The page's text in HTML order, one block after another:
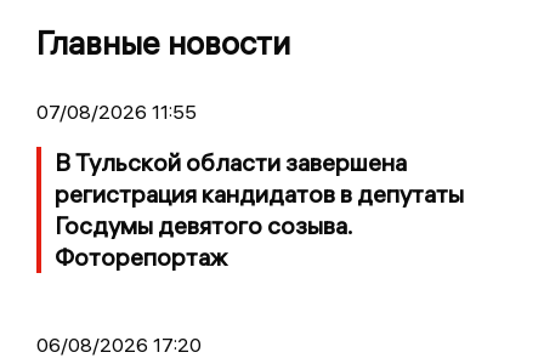
Главные новости
07/08/2026 11:55
В Тульской области завершена
регистрация кандидатов в депутаты
Госдумы девятого созыва.
Фоторепортаж
06/08/2026 17:20